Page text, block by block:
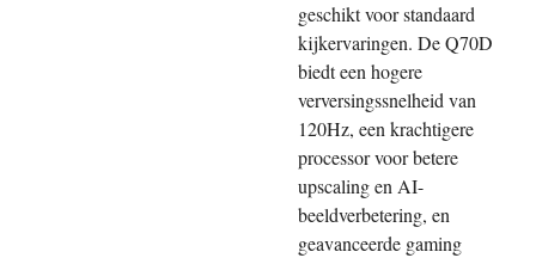
geschikt voor standaard
kijkervaringen. De Q70D
biedt een hogere
verversingssnelheid van
120Hz, een krachtigere
processor voor betere
upscaling en AI-
beeldverbetering, en
geavanceerde gaming